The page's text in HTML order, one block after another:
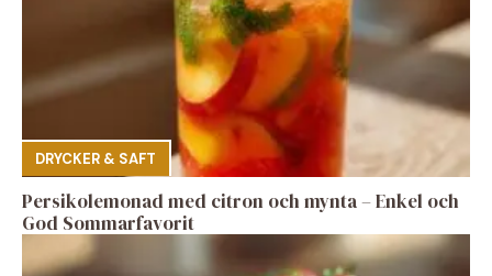
DRYCKER & SAFT
Persikolemonad med citron och mynta – Enkel och
God Sommarfavorit